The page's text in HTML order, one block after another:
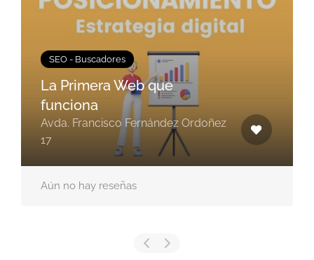
SEO - Buscadores
La Primera Web que
funciona
Avda. Francisco Fernández Ordoñez
17
Aún no hay reseñas